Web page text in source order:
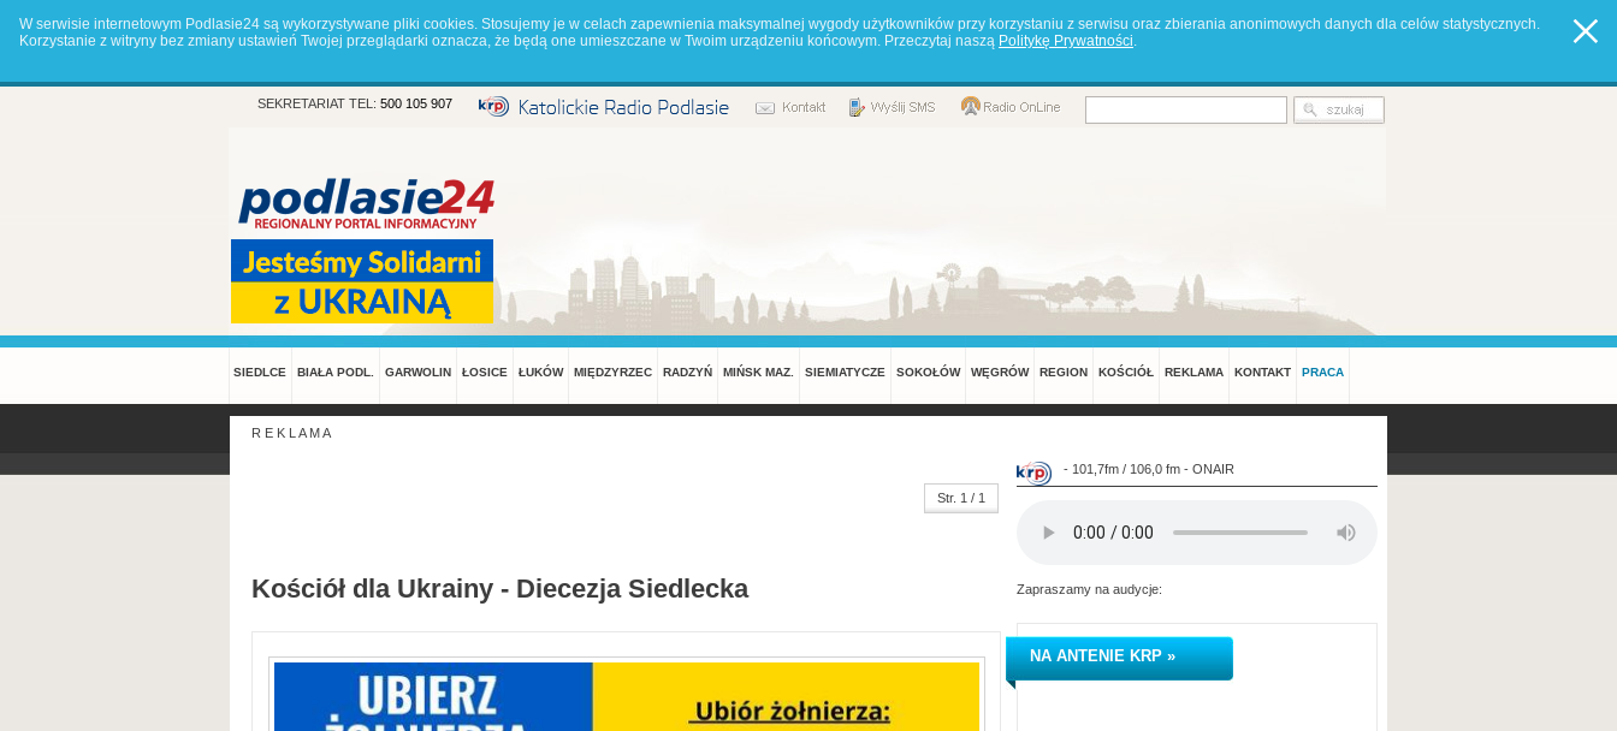
W serwisie internetowym Podlasie24 są wykorzystywane pliki cookies. Stosujemy je w celach zapewnienia maksymalnej wygody użytkowników przy korzystaniu z serwisu oraz zbierania anonimowych danych dla celów statystycznych.
Korzystanie z witryny bez zmiany ustawień Twojej przeglądarki oznacza, że będą one umieszczane w Twoim urządzeniu końcowym. Przeczytaj naszą Politykę Prywatności.
SEKRETARIAT TEL: 500 105 907
SIEDLCE BIAŁA PODL. GARWOLIN ŁOSICE ŁUKÓW MIĘDZYRZEC RADZYŃ MIŃSK MAZ. SIEMIATYCZE SOKOŁÓW WĘGRÓW REGION KOŚCIÓŁ REKLAMA KONTAKT PRACA
R E K L A M A
Str. 1 / 1
Kościół dla Ukrainy - Diecezja Siedlecka
- 101,7fm / 106,0 fm - ONAIR
Zapraszamy na audycje:
NA ANTENIE KRP »